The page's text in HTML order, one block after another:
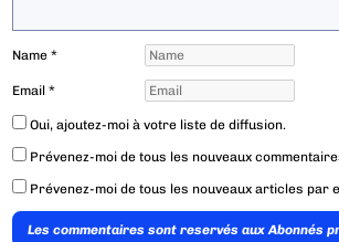
Name*
Email*
Oui, ajoutez-moi à votre liste de diffusion.
Prévenez-moi de tous les nouveaux
Prévenez-moi de tous les nouveaux articles par
Les commentaires sont reservés aux Abonnés